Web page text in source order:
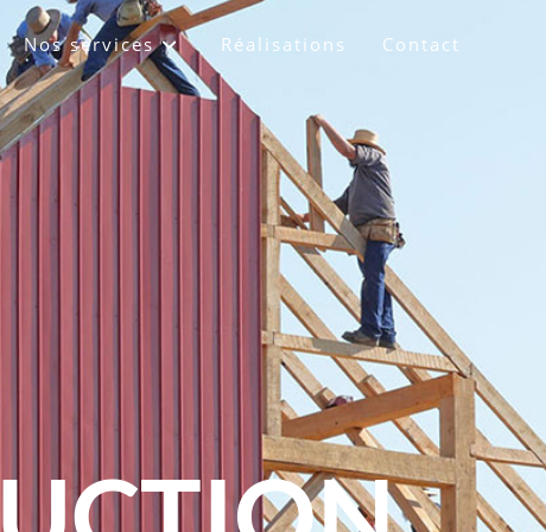
Nos services Réalisations Contact